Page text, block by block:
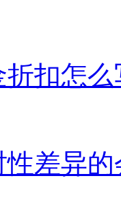
折扣怎
性差异